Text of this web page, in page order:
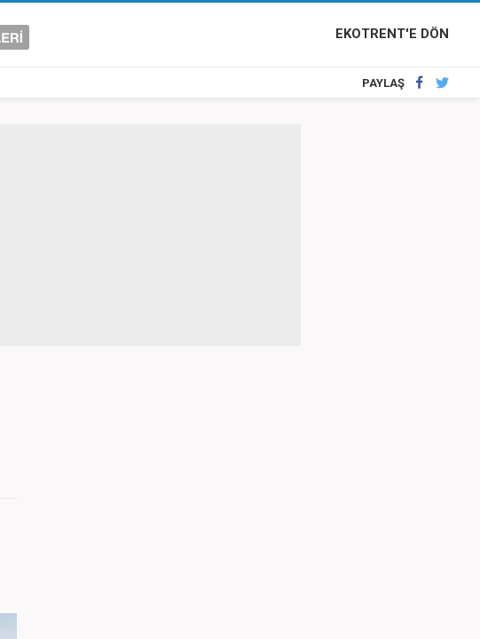
EKOTRENT'E DÖN
PAYLAŞ